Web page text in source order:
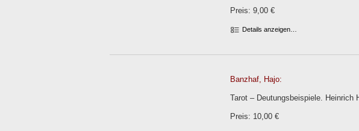
Preis: 9,00 €
Details anzeigen…
Banzhaf, Hajo:
Tarot – Deutungsbeispiele. Heinrich
Preis: 10,00 €